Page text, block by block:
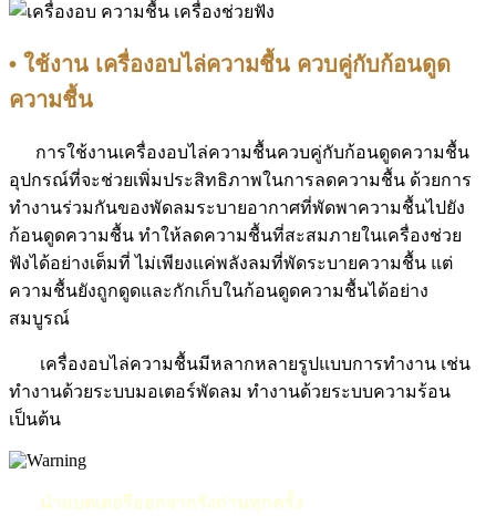
• ใช้งาน เครื่องอบไล่ความชื้น ควบคู่กับก้อนดูด
ความชื้น
การใช้งานเครื่องอบไล่ความชื้นควบคู่กับก้อนดูดความชื้น
อุปกรณ์ที่จะช่วยเพิ่มประสิทธิภาพในการลดความชื้น ด้วยการ
ทำงานร่วมกันของพัดลมระบายอากาศที่พัดพาความชื้นไปยัง
ก้อนดูดความชื้น ทำให้ลดความชื้นที่สะสมภายในเครื่องช่วย
ฟังได้อย่างเต็มที่ ไม่เพียงแค่พลังลมที่พัดระบายความชื้น แต่
ความชื้นยังถูกดูดและกักเก็บในก้อนดูดความชื้นได้อย่าง
สมบูรณ์
เครื่องอบไล่ความชื้นมีหลากหลายรูปแบบการทำงาน เช่น
ทำงานด้วยระบบมอเตอร์พัดลม ทำงานด้วยระบบความร้อน
เป็นต้น
นำแบตเตอรี่ออกจากรังถ่านทุกครั้ง